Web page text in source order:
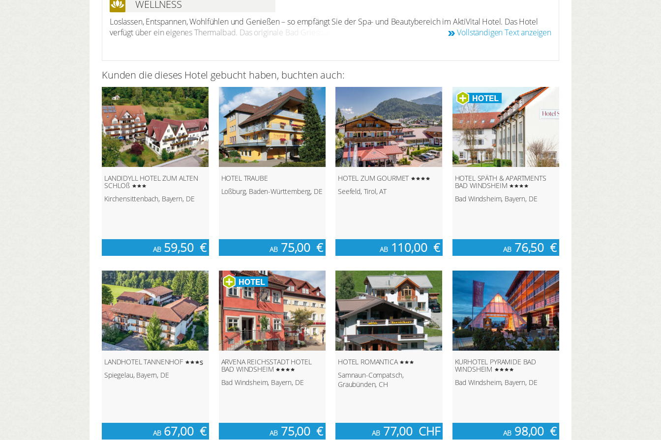
WELLNESS
Loslassen, Entspannen, Wohlfühlen und Genießen – so empfängt Sie der Spa- und Beautybereich im AktiVital Hotel. Das Hotel
verfügt über ein eigenes Thermalbad. Das originale Bad Griesbacher Thermalmineralwasser wirkt wohltuend und heilsam.
Vollständigen Text anzeigen
Kunden die dieses Hotel gebucht haben, buchten auch:
LANDIDYLL HOTEL ZUM ALTEN
SCHLOß
Kirchensittenbach, Bayern, DE
AB59,50 €
HOTEL TRAUBE
Loßburg, Baden-Württemberg, DE
AB 75,00 €
HOTEL ZUM GOURMET
Seefeld, Tirol, AT
AB110,00 €
HOTEL SPÄTH & APARTMENTS
BAD WINDSHEIM
Bad Windsheim, Bayern, DE
AB 76,50 €
LANDHOTEL TANNENHOF
s
Spiegelau, Bayern, DE
AB67,00 €
ARVENA REICHSSTADT HOTEL
BAD WINDSHEIM
Bad Windsheim, Bayern, DE
AB 75,00 €
HOTEL ROMANTICA
Samnaun-Compatsch,
Graubünden, CH
AB77,00 CHF
KURHOTEL PYRAMIDE BAD
WINDSHEIM
Bad Windsheim, Bayern, DE
AB 98,00 €